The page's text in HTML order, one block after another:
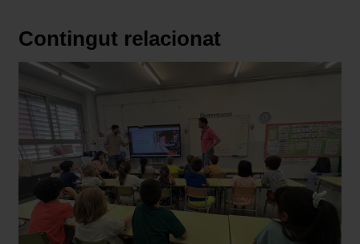
Contingut relacionat